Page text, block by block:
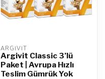
ARGIVIT
Argivit Classic 3’lü
Paket | Avrupa Hızlı
Teslim Gümrük Yok